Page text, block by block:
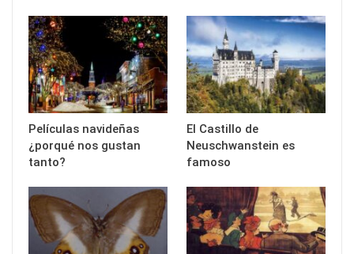
Películas navideñas
¿porqué nos gustan
tanto?
El Castillo de
Neuschwanstein es
famoso